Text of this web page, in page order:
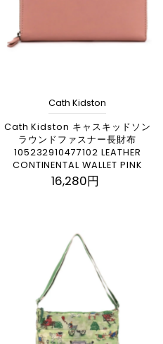
Cath Kidston
Cath Kidston キャスキッドソン
ラウンドファスナー長財布
105232910477102 LEATHER
CONTINENTAL WALLET PINK
16,280円